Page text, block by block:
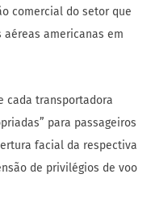
comercial do setor que
americanas em
cada transportadora
para passageiros
facial da respectiva
de privilégios de voo